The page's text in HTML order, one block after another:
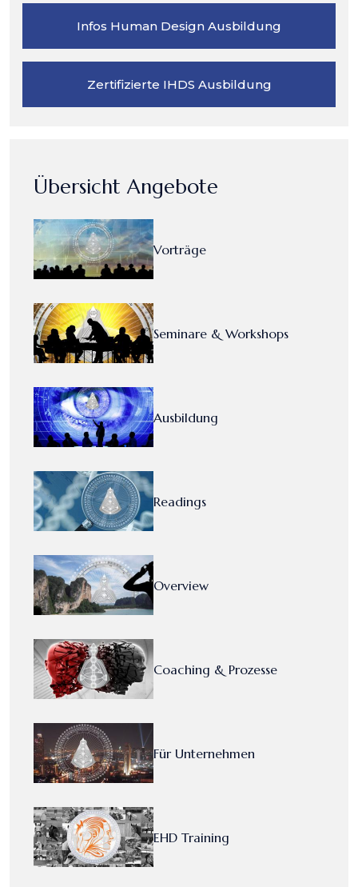
Infos Human Design Ausbildung
Zertifizierte IHDS Ausbildung
Übersicht Angebote
Vorträge
Seminare & Workshops
Ausbildung
Readings
Overview
Coaching & Prozesse
Für Unternehmen
EHD Training